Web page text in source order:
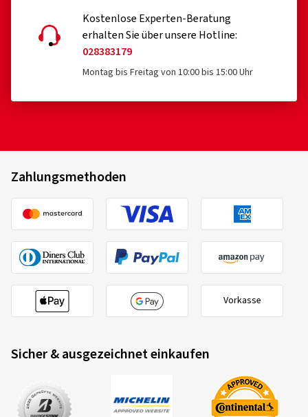
Kostenlose Experten-Beratung
erhalten Sie über unsere Hotline:
028383179
Montag bis Freitag von 10:00 bis 15:00 Uhr
Zahlungsmethoden
Vorkasse
Sicher & ausgezeichnet einkaufen